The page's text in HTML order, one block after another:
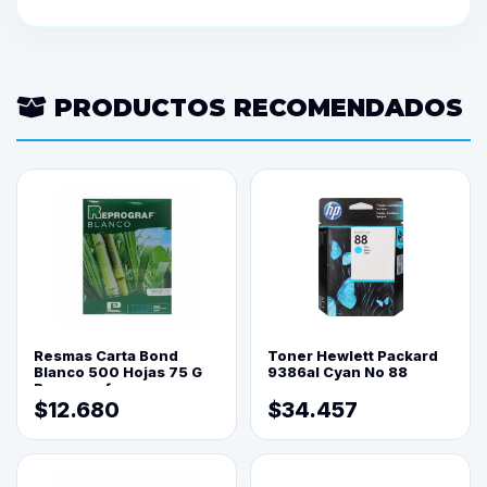
PRODUCTOS RECOMENDADOS
Resmas Carta Bond
Blanco 500 Hojas 75 G
Reprograf.
$12.680
Toner Hewlett Packard
9386al Cyan No 88
$34.457